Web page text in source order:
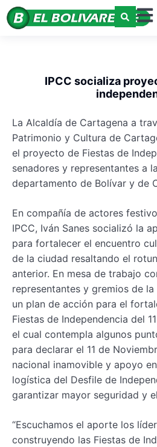
IPCC socializa
La Alcaldía de Cartagena a
Patrimonio y Cultura de
el proyecto de Fiestas de
senadores y representantes a
departamento de Bolívar y de
En compañía de actores
IPCC, Iván Sanes socializó la
para fortalecer el encuentro
de la ciudad resaltando el
anterior. En mesa de trabajo
representantes y gremios de
un plan de acción para el
Fiestas de Independencia del
el cual contempla algunos
para declarar el 11 de
nacional inamovible y apoyo
logística del Desfile de
garantizar mayor seguridad y
“Escuchamos el aporte los
construyendo las Fiestas de